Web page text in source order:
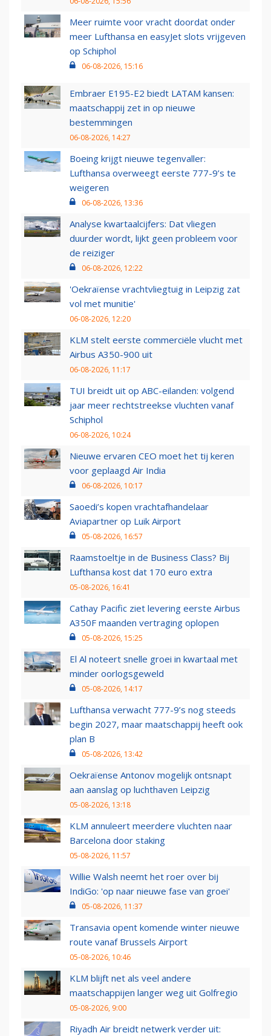
Meer ruimte voor vracht doordat onder
meer Lufthansa en easyJet slots vrijgeven
op Schiphol
06-08-2026, 15:16
Embraer E195-E2 biedt LATAM kansen:
maatschappij zet in op nieuwe
bestemmingen
06-08-2026, 14:27
Boeing krijgt nieuwe tegenvaller:
Lufthansa overweegt eerste 777-9’s te
weigeren
06-08-2026, 13:36
Analyse kwartaalcijfers: Dat vliegen
duurder wordt, lijkt geen probleem voor
de reiziger
06-08-2026, 12:22
'Oekraïense vrachtvliegtuig in Leipzig zat
vol met munitie'
06-08-2026, 12:20
KLM stelt eerste commerciële vlucht met
Airbus A350-900 uit
06-08-2026, 11:17
TUI breidt uit op ABC-eilanden: volgend
jaar meer rechtstreekse vluchten vanaf
Schiphol
06-08-2026, 10:24
Nieuwe ervaren CEO moet het tij keren
voor geplaagd Air India
06-08-2026, 10:17
Saoedi’s kopen vrachtafhandelaar
Aviapartner op Luik Airport
05-08-2026, 16:57
Raamstoeltje in de Business Class? Bij
Lufthansa kost dat 170 euro extra
05-08-2026, 16:41
Cathay Pacific ziet levering eerste Airbus
A350F maanden vertraging oplopen
05-08-2026, 15:25
El Al noteert snelle groei in kwartaal met
minder oorlogsgeweld
05-08-2026, 14:17
Lufthansa verwacht 777-9’s nog steeds
begin 2027, maar maatschappij heeft ook
plan B
05-08-2026, 13:42
Oekraïense Antonov mogelijk ontsnapt
aan aanslag op luchthaven Leipzig
05-08-2026, 13:18
KLM annuleert meerdere vluchten naar
Barcelona door staking
05-08-2026, 11:57
Willie Walsh neemt het roer over bij
IndiGo: 'op naar nieuwe fase van groei'
05-08-2026, 11:37
Transavia opent komende winter nieuwe
route vanaf Brussels Airport
05-08-2026, 10:46
KLM blijft net als veel andere
maatschappijen langer weg uit Golfregio
05-08-2026, 9:00
Riyadh Air breidt netwerk verder uit: